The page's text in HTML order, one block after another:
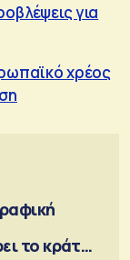
για
χρέος
το κράτος